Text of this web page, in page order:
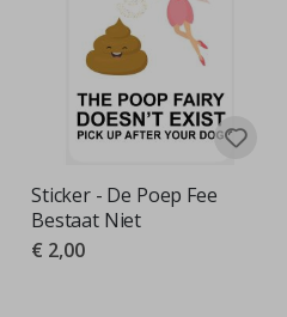
Sticker - De Poep Fee
Bestaat Niet
€ 2,00